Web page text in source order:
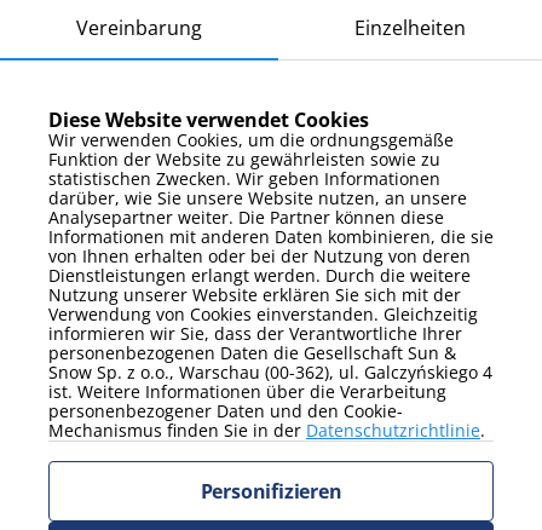
Das Objekt liegt nah am Strand, an der Promenade und der
Seebrücke, in einer grünen und ruhigen Gegend. In der Nähe
gibt es zahlreiche Gastronomieangebote. Międzyzdroje ist eine
Kulturangebot, ideal für erholsame Urlaubstage am Meer. In
der Stadt kann man viele Attraktionen genießen und an der
Küste spazieren gehen.
Anreise zum Objekt
Am einfachsten erreichen Sie das Objekt mit den öffentlichen
Verkehrsmitteln, die ins Stadtzentrum von Międzyzdroje fahren.
Das Objekt liegt nicht weit von den Hauptverkehrsstraßen
entfernt und ist gut an andere Stadtteile angebunden. Von den
größeren Straßen aus folgen Sie der Route zum Stadtzentrum
und dann zur Bohaterów Warszawy-Straße.
Saisonale Highlights im Mare
Promenada
Vereinbarung Einzelheiten
Diese Website verwendet Cookies
Wir verwenden Cookies, um die ordnungsgemäße
Funktion der Website zu gewährleisten sowie zu
statistischen Zwecken. Wir geben Informationen
darüber, wie Sie unsere Website nutzen, an unsere
Analysepartner weiter. Die Partner können diese
Informationen mit anderen Daten kombinieren, die sie
von Ihnen erhalten oder bei der Nutzung von deren
Dienstleistungen erlangt werden. Durch die weitere
Nutzung unserer Website erklären Sie sich mit der
Verwendung von Cookies einverstanden. Gleichzeitig
informieren wir Sie, dass der Verantwortliche Ihrer
personenbezogenen Daten die Gesellschaft Sun &
Snow Sp. z o.o., Warschau (00-362), ul. Galczyńskiego 4
ist. Weitere Informationen über die Verarbeitung
personenbezogener Daten und den Cookie-
Mechanismus finden Sie in der Datenschutzrichtlinie.
Personifizieren